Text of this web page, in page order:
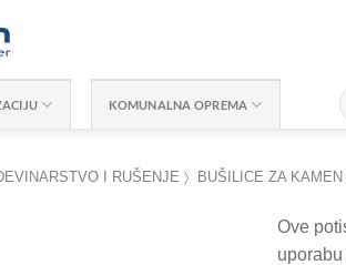
KOMUNALNA OPREMA
I RUŠENJE 〉 BUŠILICE ZA KAMEN
Ove